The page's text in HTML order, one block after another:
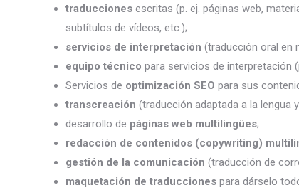
traducciones escritas (p. ej. páginas web,
subtítulos de vídeos, etc.);
servicios de interpretación (traducción oral en
equipo técnico para servicios de interpretación
Servicios de optimización SEO para sus
transcreación (traducción adaptada a la lengua
desarrollo de páginas web multilingües;
redacción de contenidos (copywriting)
gestión de la comunicación (traducción de
maquetación de traducciones para dárselo